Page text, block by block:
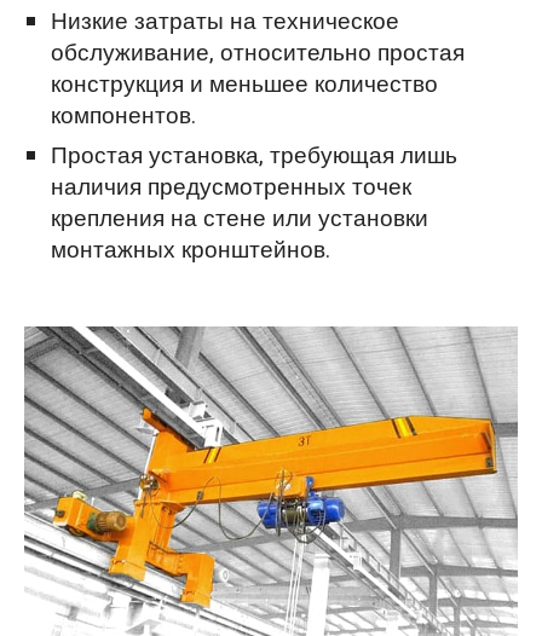
Низкие затраты на техническое
обслуживание, относительно простая
конструкция и меньшее количество
компонентов.
Простая установка, требующая лишь
наличия предусмотренных точек
крепления на стене или установки
монтажных кронштейнов.